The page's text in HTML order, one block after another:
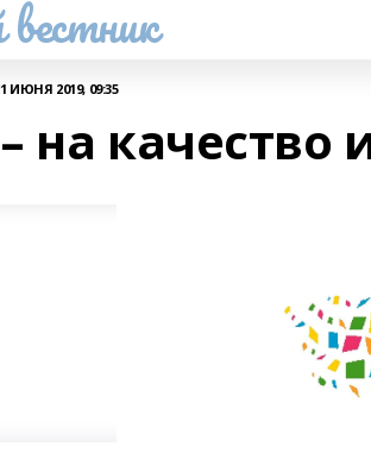
ИЮНЯ 2019, 09:35
на качество